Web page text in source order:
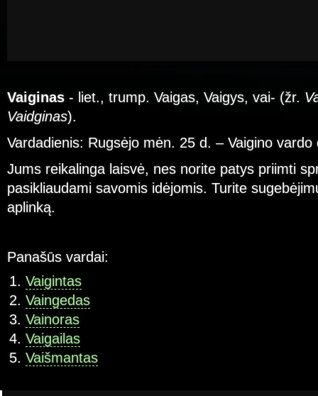
Vaiginas - liet., trump. Vaigas, Vaigys, vai- (žr.
Vaidginas).
Vardadienis: Rugsėjo mėn. 25 d. – Vaigino vardo
Jums reikalinga laisvė, nes norite patys priimti
pasikliaudami savomis idėjomis. Turite
aplinką.
Panašūs vardai:
Vaigintas
Vaingedas
Vainoras
Vaigailas
Vaišmantas